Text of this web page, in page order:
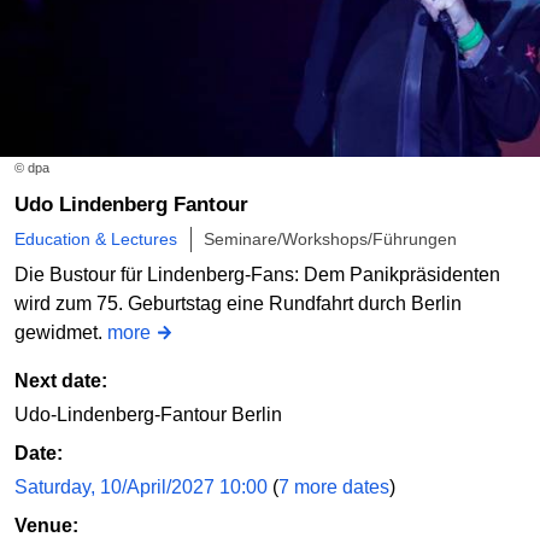
Orangerie Neuzelle - Stiftung Stift Neuzelle
Order online
Sat 19/09/2026
Gesamtführung Kloster Neuzelle
© dpa
Udo Lindenberg Fantour
Education & Lectures Seminare/Workshops/Führungen
Die Bustour für Lindenberg-Fans: Dem Panikpräsidenten
wird zum 75. Geburtstag eine Rundfahrt durch Berlin
gewidmet. more
Next date:
Udo-Lindenberg-Fantour Berlin
Date:
Saturday, 10/April/2027 10:00 (7 more dates)
Venue: